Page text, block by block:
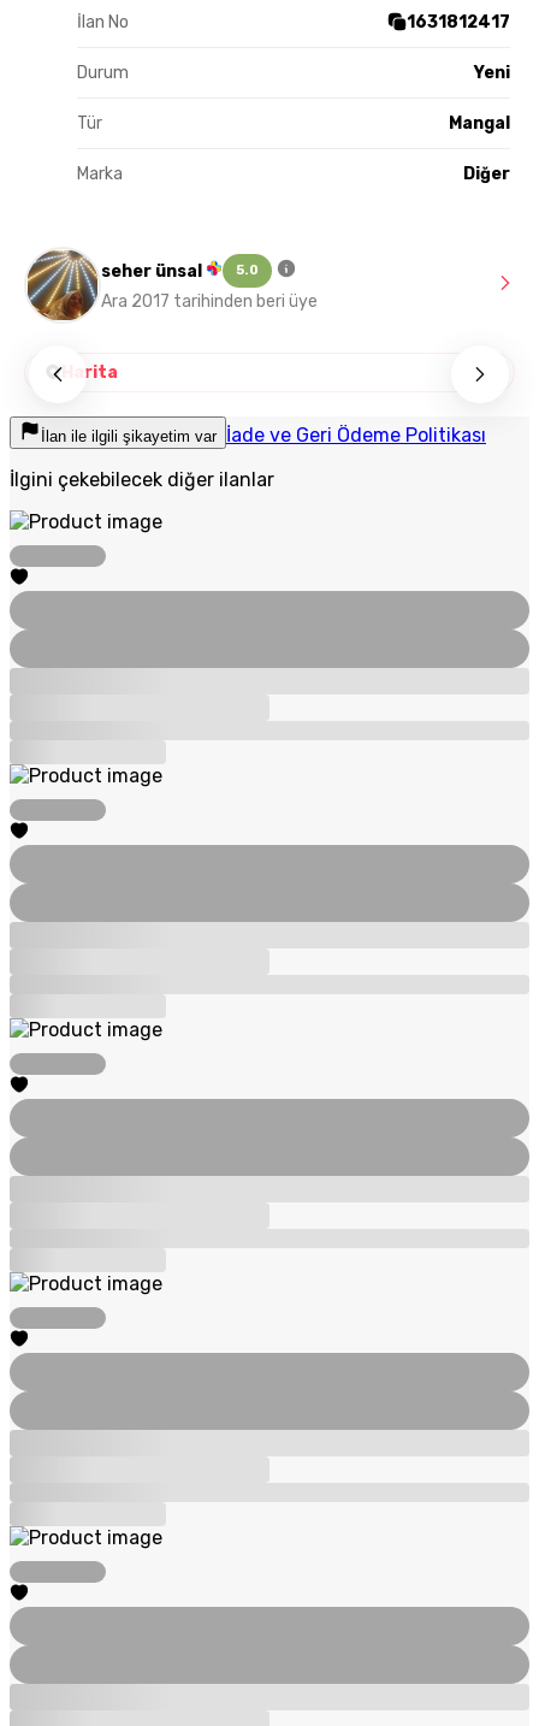
İlan No 1631812417
Durum Yeni
Tür Mangal
Marka Diğer
seher ünsal 5.0
Ara 2017 tarihinden beri üye
Harita
İlan ile ilgili şikayetim var İade ve Geri Ödeme Politikası
İlgini çekebilecek diğer ilanlar